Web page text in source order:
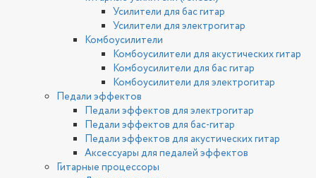
Усилители для бас гитар
Усилители для электрогитар
Комбоусилители
Комбоусилители для акустических гитар
Комбоусилители для бас гитар
Комбоусилители для электрогитар
Педали эффектов
Педали эффектов для электрогитар
Педали эффектов для бас-гитар
Педали эффектов для акустических гитар
Аксессуары для педалей эффектов
Гитарные процессоры